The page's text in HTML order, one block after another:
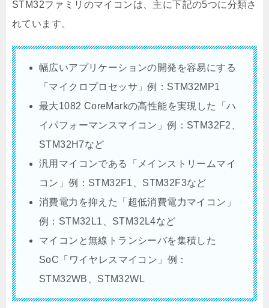
STM32ファミリのマイコンは、主に下記の5つに分類さ
れています。
幅広いアプリケーションの開発を容易にする
「マイクロプロセッサ」例：STM32MP1
最大1082 CoreMarkの高性能を実現した「ハ
イパフォーマンスマイコン」例：STM32F2、
STM32H7など
汎用マイコンである「メインストリームマイ
コン」例：STM32F1、STM32F3など
消費電力を抑えた「超低消費電力マイコン」
例：STM32L1、STM32L4など
マイコンと無線トランシーバを集積した
SoC「ワイヤレスマイコン」例：
STM32WB、STM32WL